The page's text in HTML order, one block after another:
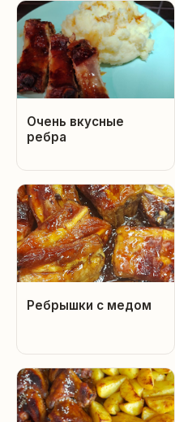
Очень вкусные
ребра
Ребрышки с медом